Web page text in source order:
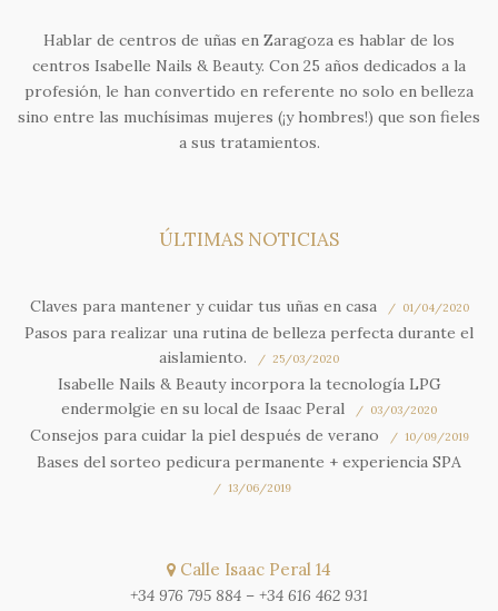
Hablar de centros de uñas en Zaragoza es hablar de los
centros Isabelle Nails & Beauty. Con 25 años dedicados a la
profesión, le han convertido en referente no solo en belleza
sino entre las muchísimas mujeres (¡y hombres!) que son fieles
a sus tratamientos.
ÚLTIMAS NOTICIAS
Claves para mantener y cuidar tus uñas en casa 01/04/2020
Pasos para realizar una rutina de belleza perfecta durante el
aislamiento.
25/03/2020
Isabelle Nails & Beauty incorpora la tecnología LPG
endermolgie en su local de Isaac Peral
03/03/2020
Consejos para cuidar la piel después de verano 10/09/2019
Bases del sorteo pedicura permanente + experiencia SPA
13/06/2019
Calle Isaac Peral 14
+34 976 795 884 – +34 616 462 931